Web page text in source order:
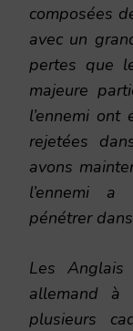
composées
avec un
pertes que
majeure
l’ennemi
rejetées
avons
l’ennemi a
pénétrer
Les
allemand à
plusieurs